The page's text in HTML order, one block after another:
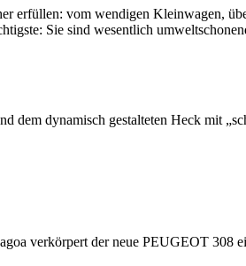
erfüllen: vom wendigen Kleinwagen,
Sie sind wesentlich
dynamisch gestalteten Heck mit
verkörpert der neue PEUGEOT 308